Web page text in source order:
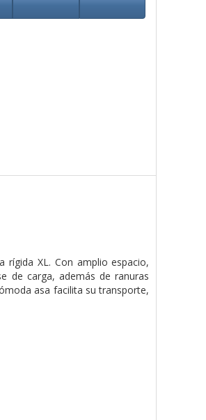
XL. Con amplio espacio,
de carga, además de ranuras
asa facilita su transporte,